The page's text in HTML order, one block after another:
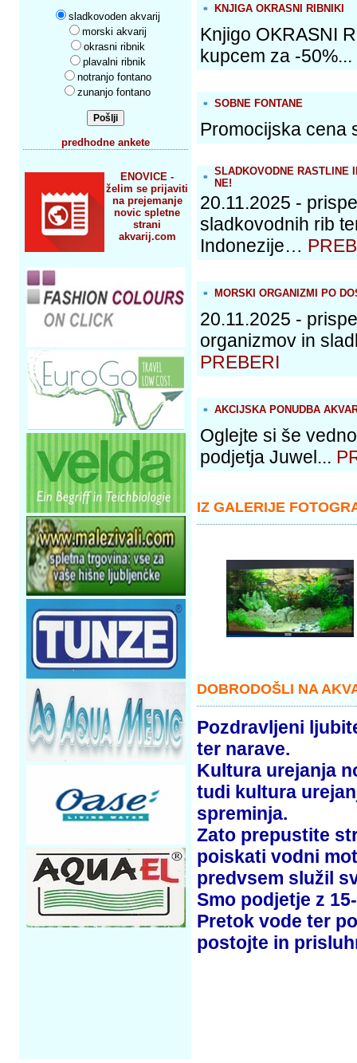
sladkovoden akvarij
morski akvarij
okrasni ribnik
plavalni ribnik
notranjo fontano
zunanjo fontano
predhodne ankete
ENOVICE -
želim se prijaviti
na prejemanje
novic spletne
strani
akvarij.com
KNJIGA OKRASNI RIBNIKI
Knjigo OKRASNI
kupcem za -50%...
SOBNE FONTANE
Promocijska cena
SLADKOVODNE RASTLINE
NE!
20.11.2025 -
sladkovodnih rib
Indonezije…
MORSKI ORGANIZMI PO
20.11.2025 -
organizmov in
PREBERI
AKCIJSKA PONUDBA
Oglejte si še
podjetja Juwel...
IZ GALERIJE
DOBRODOŠLI NA
Pozdravljeni
ter narave.
Kultura urejanja
tudi kultura
spreminja.
Zato prepustite
poiskati vodni
predvsem služil
Smo podjetje z
Pretok vode ter
postojte in